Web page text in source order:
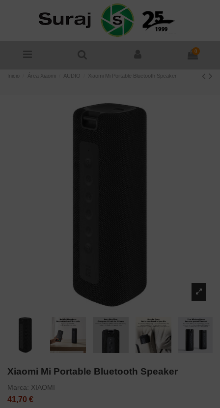
0
Inicio Área Xiaomi AUDIO Xiaomi Mi Portable Bluetooth Speaker
Xiaomi Mi Portable Bluetooth Speaker
Marca: XIAOMI
41,70 €